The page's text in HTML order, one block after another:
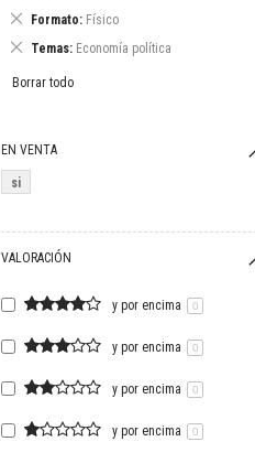
artículo
Formato Físico
Eliminar
artículo
Temas Economía política
Eliminar
artículo
Borrar todo
EN VENTA
si
VALORACIÓN
y por encima 0
y por encima 0
y por encima 0
y por encima 0